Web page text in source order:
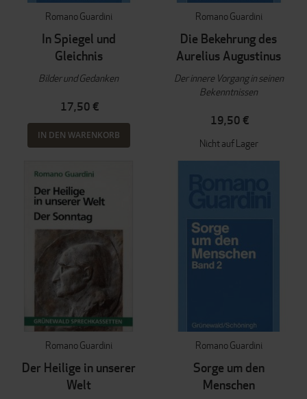
Romano Guardini
In Spiegel und
Gleichnis
Bilder und Gedanken
17,50 €
IN DEN WARENKORB
Romano Guardini
Die Bekehrung des
Aurelius Augustinus
Der innere Vorgang in seinen
Bekenntnissen
19,50 €
Nicht auf Lager
Romano Guardini
Der Heilige in unserer
Welt
Romano Guardini
Sorge um den
Menschen